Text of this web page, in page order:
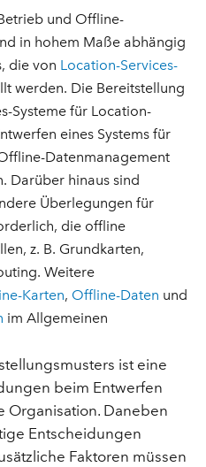
und Offline-
in hohem Maße abhängig
die von Location-Services-
werden. Die Bereitstellung
Systeme für Location-
eines Systems für
Datenmanagement
Darüber hinaus sind
Überlegungen für
die offline
z. B. Grundkarten,
Weitere
Karten, Offline-Daten und
im Allgemeinen
ist eine
beim Entwerfen
Organisation. Daneben
Entscheidungen
Faktoren müssen